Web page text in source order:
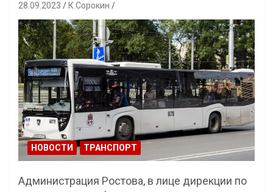
28.09.2023 К.Сорокин
НОВОСТИ ТРАНСПОРТ
Администрация Ростова, в лице дирекции по